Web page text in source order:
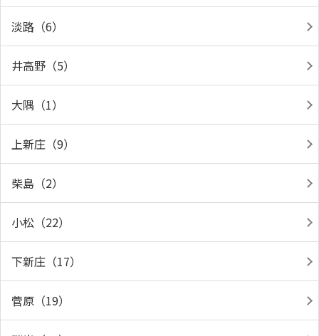
淡路（6）
井高野（5）
大隅（1）
上新庄（9）
柴島（2）
小松（22）
下新庄（17）
菅原（19）